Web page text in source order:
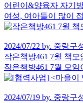
어린이&양육자 자기
여성, 여아들이 많이
2024/07/22 by. 중랑구
작은책방461 7월 책모
작은책방461 7월 모
2024/07/19 by. 중랑구